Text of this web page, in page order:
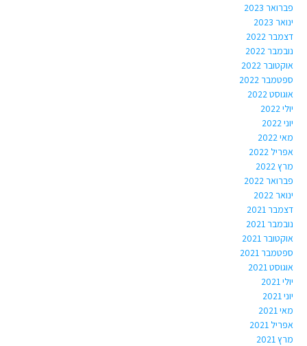
פברואר 2023
ינואר 2023
דצמבר 2022
נובמבר 2022
אוקטובר 2022
ספטמבר 2022
אוגוסט 2022
יולי 2022
יוני 2022
מאי 2022
אפריל 2022
מרץ 2022
פברואר 2022
ינואר 2022
דצמבר 2021
נובמבר 2021
אוקטובר 2021
ספטמבר 2021
אוגוסט 2021
יולי 2021
יוני 2021
מאי 2021
אפריל 2021
מרץ 2021